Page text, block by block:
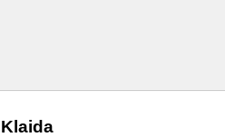
Klaida